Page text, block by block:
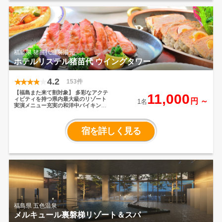
福島県 猪苗代温泉湯元
ホテルリステル猪苗代 ウイングタワー
4.2 153件
【福島また来て割対象】
多彩なアクテ
ィビティを持つ県内最大級のリゾート
実演メニュー充実の和洋中バイキング
む好立地、会津磐梯高原 猪苗代温泉湯
元 ホテルリステル猪苗代。磐越道 猪苗
代磐梯高原ICより約10分。 標高600mの
高原リゾートに佇むリステルは、眼下
や、城下町 会津若松へも車で約30～40
分という好立地。また、ゴルフ(提携施
設)やテニス・フットサル等の施設も充
実しておりスポーツ目的のご旅行にも
適しています。冬になれば、隣接する
モーグルワールドカップ開催スキー場
で、スキー・スノーボードも楽しめる
ウインターリゾートに変貌します。
1名 11,000 円 ～
宿を詳しく見る
福島県 五色温泉
メルキュール裏磐梯リゾート＆スパ